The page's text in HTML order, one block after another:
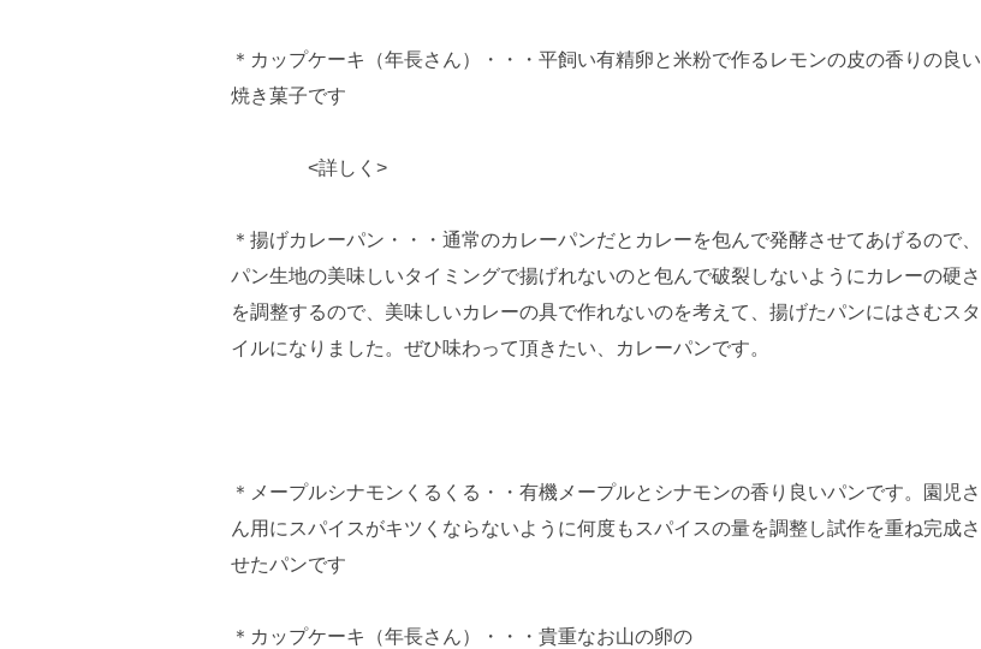
＊カップケーキ（年長さん）・・・平飼い有精卵と米粉で作るレモンの皮の香りの良い
焼き菓子です
<詳しく>
＊揚げカレーパン・・・通常のカレーパンだとカレーを包んで発酵させてあげるので、
パン生地の美味しいタイミングで揚げれないのと包んで破裂しないようにカレーの硬さ
を調整するので、美味しいカレーの具で作れないのを考えて、揚げたパンにはさむスタ
イルになりました。ぜひ味わって頂きたい、カレーパンです。
＊メープルシナモンくるくる・・有機メープルとシナモンの香り良いパンです。園児さ
ん用にスパイスがキツくならないように何度もスパイスの量を調整し試作を重ね完成さ
せたパンです
＊カップケーキ（年長さん）・・・貴重なお山の卵の